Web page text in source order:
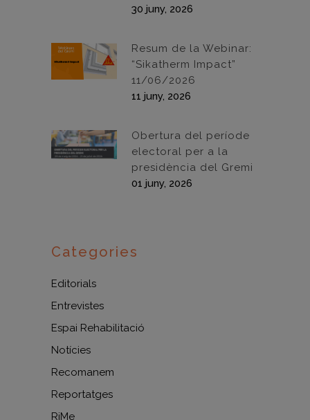
30 juny, 2026
Resum de la Webinar:
“Sikatherm Impact”
11/06/2026
11 juny, 2026
Obertura del període
electoral per a la
presidència del Gremi
01 juny, 2026
Categories
Editorials
Entrevistes
Espai Rehabilitació
Notícies
Recomanem
Reportatges
RiMe